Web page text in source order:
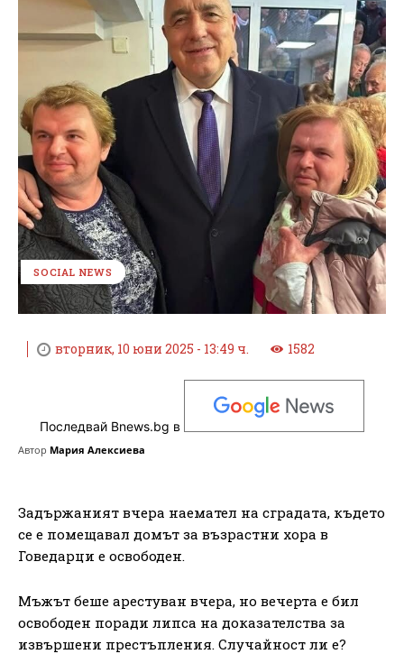
SOCIAL NEWS
вторник, 10 юни 2025 - 13:49 ч. 1582
Последвай Bnews.bg в
Автор Мария Алексиева
Задържаният вчера наемател на сградата, където
се е помещавал домът за възрастни хора в
Говедарци е освободен.
Мъжът беше арестуван вчера, но вечерта е бил
освободен поради липса на доказателства за
извършени престъпления. Случайност ли е?